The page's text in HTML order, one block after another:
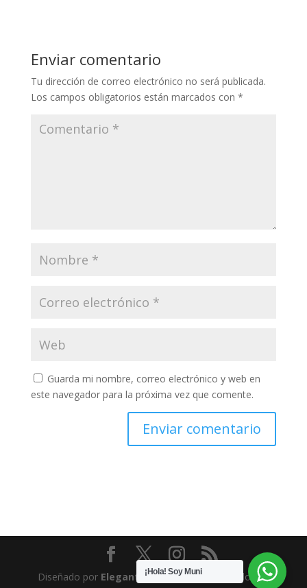
Enviar comentario
Tu dirección de correo electrónico no será publicada.
Los campos obligatorios están marcados con *
Guarda mi nombre, correo electrónico y web en
este navegador para la próxima vez que comente.
Diseñado por Elegant Themes| Desarrollado por
¡Hola! Soy Muni